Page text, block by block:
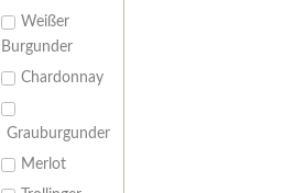
Weißer
Burgunder
Chardonnay
Grauburgunder
Merlot